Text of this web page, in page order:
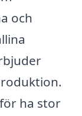
och
ha stor